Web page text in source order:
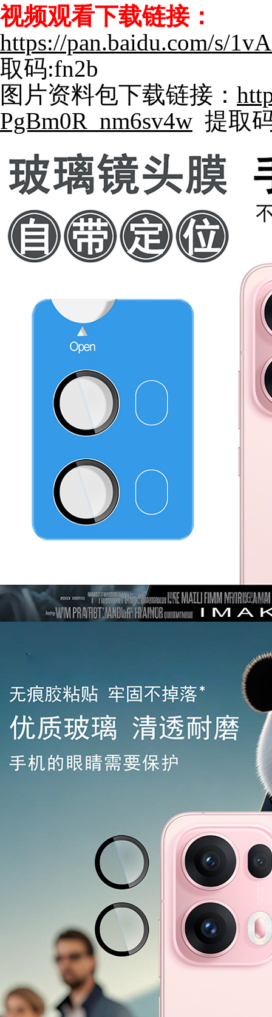
视频观看下载链接：
https://pan.baidu.com/s/
取码:fn2b
图片资料包下载链接：
PgBm0R_nm6sv4w 提取